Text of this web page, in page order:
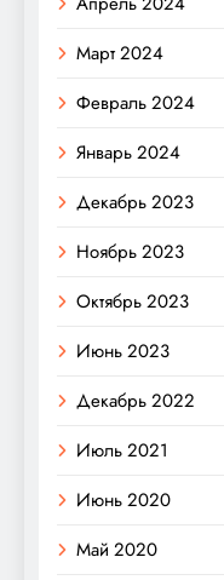
Март 2024
Февраль 2024
Январь 2024
Декабрь 2023
Ноябрь 2023
Октябрь 2023
Июнь 2023
Декабрь 2022
Июль 2021
Июнь 2020
Май 2020